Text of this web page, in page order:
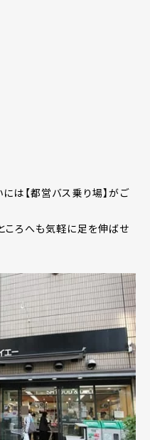
は【都営バス乗り場】がご
ころへも気軽に足を伸ばせ